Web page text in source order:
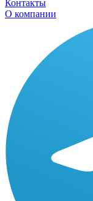
Контакты
О компании